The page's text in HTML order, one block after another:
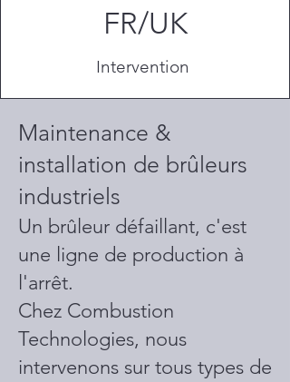
FR/UK
Intervention
Maintenance &
installation de brûleurs
industriels
Un brûleur défaillant, c'est
une ligne de production à
l'arrêt.
Chez Combustion
Technologies, nous
intervenons sur tous types de